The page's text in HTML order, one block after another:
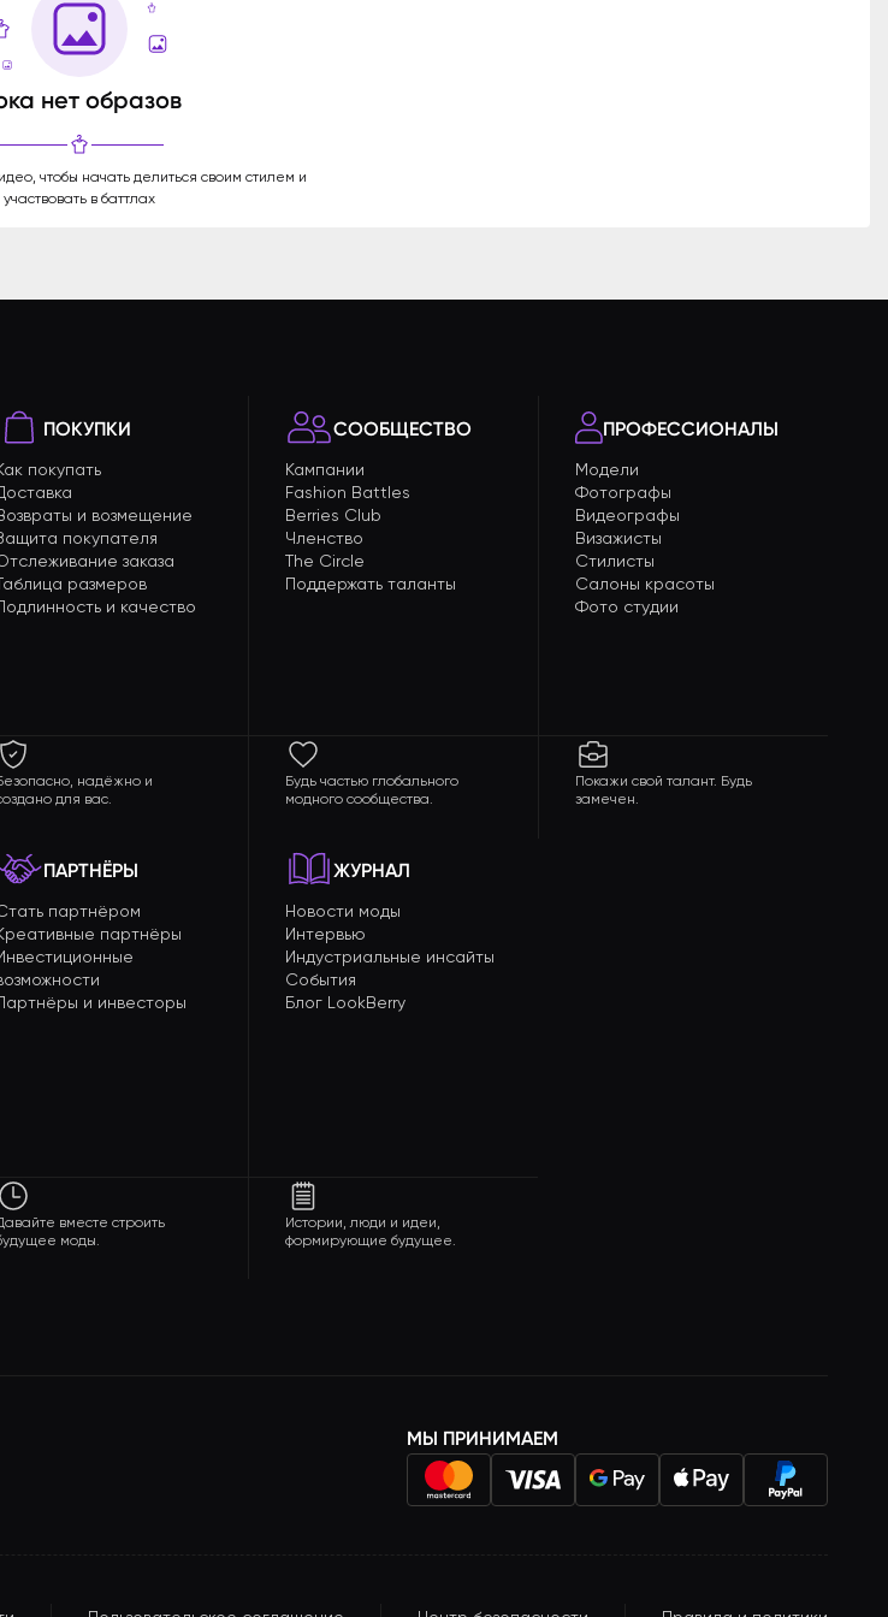
нет образов
чтобы начать делиться своим стилем и
участвовать в баттлах
ПОКУПКИ
покупать
и возмещение
покупателя
заказа
размеров
и качество
надёжно и
для вас.
СООБЩЕСТВО
Кампании
Fashion Battles
Berries Club
Членство
The Circle
Поддержать таланты
Будь частью глобального
модного сообщества.
ПРОФЕССИОНАЛЫ
Модели
Фотографы
Видеографы
Визажисты
Стилисты
Салоны красоты
Фото студии
Покажи свой талант. Будь
замечен.
ПАРТНЁРЫ
партнёром
партнёры
и инвесторы
вместе строить
моды.
ЖУРНАЛ
Новости моды
Интервью
Индустриальные инсайты
События
Блог LookBerry
Истории, люди и идеи,
формирующие будущее.
МЫ ПРИНИМАЕМ